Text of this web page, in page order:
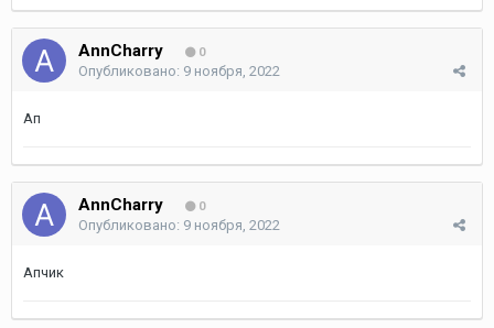
AnnChаrry 0
Опубликовано: 9 ноября, 2022
Ап
AnnChаrry 0
Опубликовано: 9 ноября, 2022
Апчик